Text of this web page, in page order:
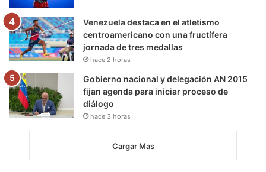
Venezuela destaca en el atletismo
centroamericano con una fructífera
jornada de tres medallas
hace 2 horas
Gobierno nacional y delegación AN 2015
fijan agenda para iniciar proceso de
diálogo
hace 3 horas
Cargar Mas